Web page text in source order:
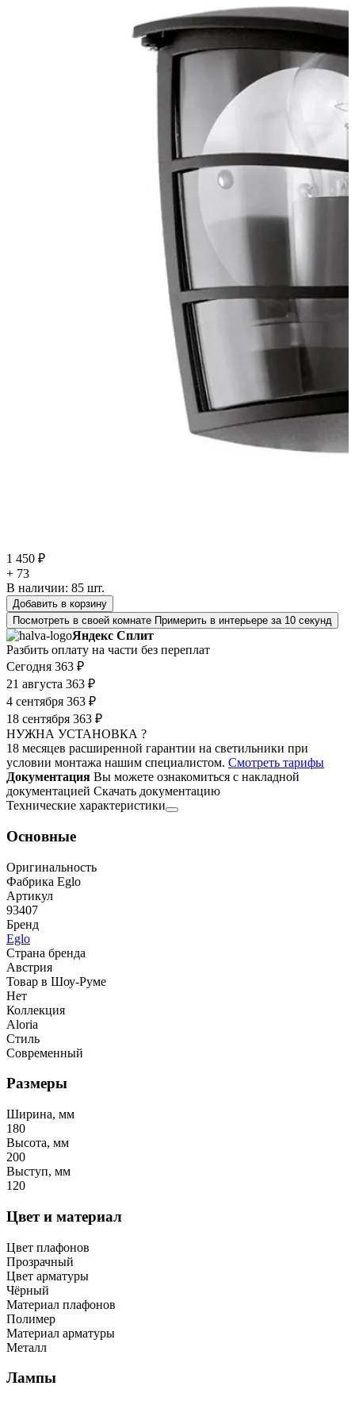
1 450 ₽
+ 73
В наличии: 85 шт.
Добавить в корзину
Посмотреть в своей комнате Примерить в интерьере за 10 секунд
Яндекс Сплит
Разбить оплату на части без переплат
Сегодня 363 ₽
21 августа 363 ₽
4 сентября 363 ₽
18 сентября 363 ₽
НУЖНА УСТАНОВКА ?
18 месяцев расширенной гарантии на светильники при
условии монтажа нашим специалистом. Смотреть тарифы
Документация Вы можете ознакомиться с накладной
документацией Скачать документацию
Технические характеристики
Основные
Оригинальность
Фабрика Eglo
Артикул
93407
Бренд
Eglo
Страна бренда
Австрия
Товар в Шоу-Руме
Нет
Коллекция
Aloria
Стиль
Современный
Размеры
Ширина, мм
180
Высота, мм
200
Выступ, мм
120
Цвет и материал
Цвет плафонов
Прозрачный
Цвет арматуры
Чёрный
Материал плафонов
Полимер
Материал арматуры
Металл
Лампы